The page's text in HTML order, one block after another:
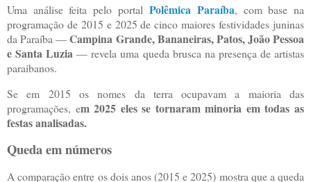
Uma análise feita pelo portalPolêmica Paraíba, com base na
programação de 2015 e 2025 de cinco maiores festividades juninas
da Paraíba —Campina Grande, Bananeiras, Patos, João Pessoa
e Santa Luzia — revela uma queda brusca na presença de artistas
paraibanos.
Se em 2015 os nomes da terra ocupavam a maioria das
programações, em 2025 eles se tornaram minoria em todas as
festas analisadas.
Queda em números
A comparação entre os dois anos (2015 e 2025) mostra que a queda